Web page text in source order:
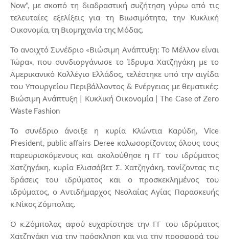
Now", με σκοπό τη διαδραστική συζήτηση γύρω από τις
τελευταίες εξελίξεις για τη Βιωσιμότητα, την Κυκλική
Οικονομία, τη Βιομηχανία της Μόδας.
Το ανοιχτό Συνέδριο «Βιώσιμη Ανάπτυξη: Το Μέλλον είναι
Τώρα», που συνδιοργάνωσε το Ίδρυμα Χατζηγάκη με το
Αμερικανικό Κολλέγιο Ελλάδος, τελέστηκε υπό την αιγίδα
του Υπουργείου Περιβάλλοντος & Ενέργειας με θεματικές:
Βιώσιμη Ανάπτυξη | Κυκλική Οικονομία | The Case of Zero
Waste Fashion
Το συνέδριο άνοιξε η κυρία Κλώντια Καρύδη, Vice
President, public affairs Deree καλωσορίζοντας όλους τους
παρευρισκόμενους και ακολούθησε η ΓΓ του ιδρύματος
Χατζηγάκη, κυρία Ελισσάβετ Σ. Χατζηγάκη, τονίζοντας τις
δράσεις του ιδρύματος και ο προσκεκλημένος του
ιδρύματος, ο Αντιδήμαρχος Νεολαίας Αγίας Παρασκευής
κ.Νίκος Ζόμπολας.
Ο κ.Ζόμπολας αφού ευχαρίστησε την ΓΓ του ιδρύματος
Χατζηγάκη για την πρόσκληση και για την προσφορά του